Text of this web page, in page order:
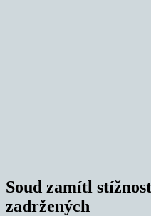
Soud zamítl
zadržených